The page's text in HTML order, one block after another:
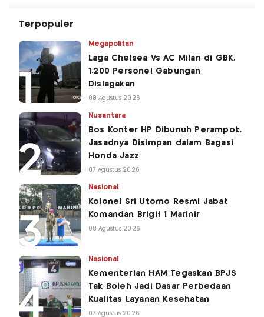
Terpopuler
Megapolitan
Laga Chelsea Vs AC Milan di GBK,
1.200 Personel Gabungan
Disiagakan
08 Agustus 2026
Nusantara
Bos Konter HP Dibunuh Perampok,
Jasadnya Disimpan dalam Bagasi
Honda Jazz
07 Agustus 2026
Nasional
Kolonel Sri Utomo Resmi Jabat
Komandan Brigif 1 Marinir
08 Agustus 2026
Nasional
Kementerian HAM Tegaskan BPJS
Tak Boleh Jadi Dasar Perbedaan
Kualitas Layanan Kesehatan
07 Agustus 2026